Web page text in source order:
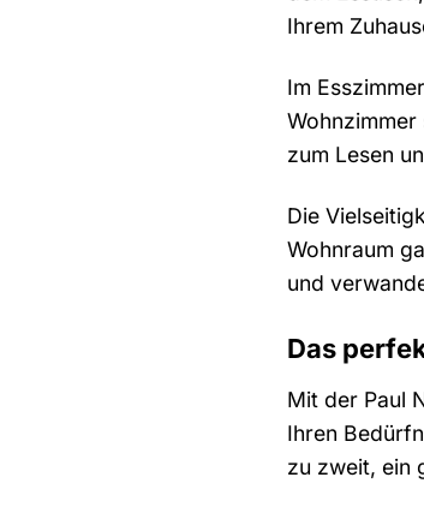
Ihrem
Im
zum Lesen
Die
Wohnraum
und
Das
Mit der Paul
Ihren
zu zweit, ein